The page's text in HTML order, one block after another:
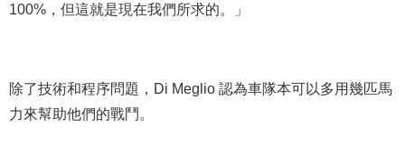
100%，但這就是現在我們所求的。」
除了技術和程序問題，Di Meglio 認為車隊本可以多用幾匹馬
力來幫助他們的戰鬥。